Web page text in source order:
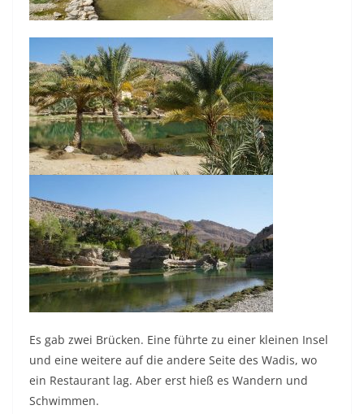
Es gab zwei Brücken. Eine führte zu einer kleinen Insel
und eine weitere auf die andere Seite des Wadis, wo
ein Restaurant lag. Aber erst hieß es Wandern und
Schwimmen.